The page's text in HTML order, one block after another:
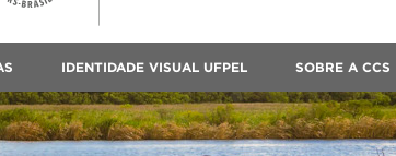
IDENTIDADE VISUAL UFPEL SOBRE A CCS